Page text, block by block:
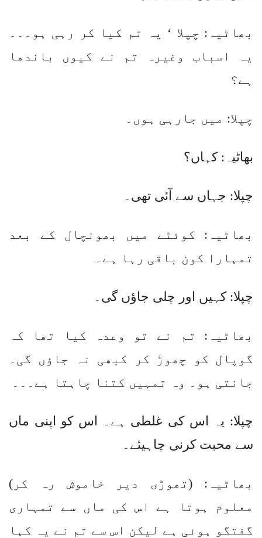
بھاٹیہ: چپلا ‘ یہ تم کیا کر رہی ہو۔۔۔
یہ اسباب وغیرہ تم نے کیوں باندھا
ہے؟
چپلا: میں جارہی ہوں۔
بھاٹیہ: کہاں؟
چپلا: جہاں سے آئی تھی۔
بھاٹیہ: کوئٹے میں بھونچال کے بعد
تمہارا کون باقی رہا ہے۔
چپلا: کہیں اور چلی جاؤں گی۔
بھاٹیہ: تم نے تو وعدہ کیا تھا کہ
گوپال کو چھوڑ کر کبھی نہ جاؤں گی۔
جانتی ہو۔ وہ تمہیں کتنا چاہتا ہے۔۔۔
چپلا: یہ اس کی غلطی ہے۔ اس کو اپنی ماں
سے محبت کرنی چاہیئے۔
بھاٹیہ: (تھوڑی دیر خاموش رہ کر)
معلوم ہوتا ہے اس کی ماں سے تمہاری
گفتگو ہوئی ہے لیکن اس سے تم نے یہ کہا